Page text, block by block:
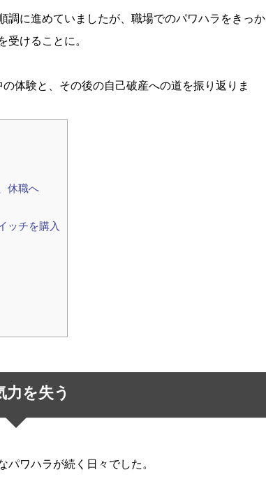
調に進めていましたが、職場でのパワハラをきっか
受けることに。
体験と、その後の自己破産への道を振り返りま
休職へ
ッチを購入
を失う
ワハラが続く日々でした。